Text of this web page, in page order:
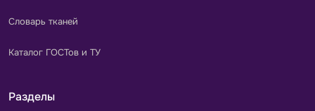
Словарь тканей
Каталог ГОСТов и ТУ
Разделы